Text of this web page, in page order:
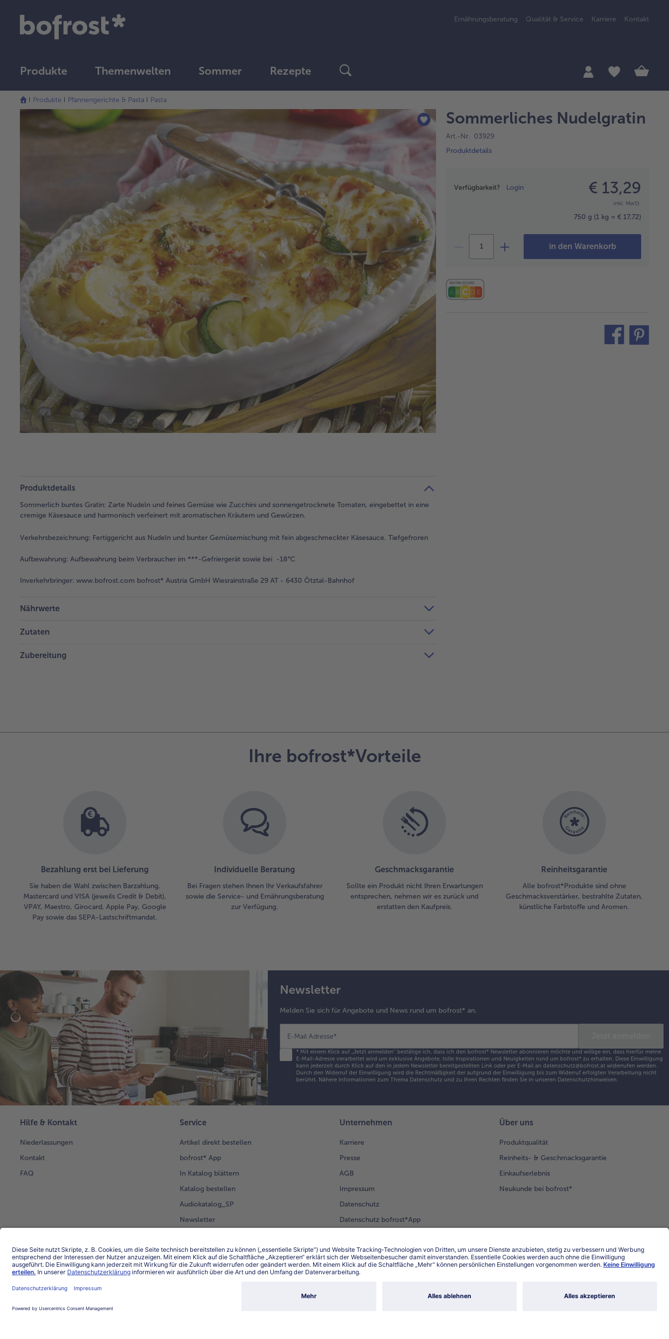
Ernährungsberatung Qualität & Service Karriere Kontakt
Produkte Themenwelten Sommer Rezepte
Produkte Pfannengerichte & Pasta Pasta
Sommerliches Nudelgratin
Art.-Nr. 03929
Produktdetails
Verfügbarkeit? Login € 13,29
inkl. MwSt.
750 g (1 kg = € 17,72)
in den Warenkorb
teilen
Produktdetails
Sommerlich buntes Gratin: Zarte Nudeln und feines Gemüse wie Zucchini und sonnengetrocknete Tomaten, eingebettet in eine
cremige Käsesauce und harmonisch verfeinert mit aromatischen Kräutern und Gewürzen.
Verkehrsbezeichnung: Fertiggericht aus Nudeln und bunter Gemüsemischung mit fein abgeschmeckter Käsesauce. Tiefgefroren
Aufbewahrung: Aufbewahrung beim Verbraucher im ***-Gefriergerät sowie bei -18°C
Inverkehrbringer: www.bofrost.com bofrost* Austria GmbH Wiesrainstraße 29 AT - 6430 Ötztal-Bahnhof
Nährwerte
Zutaten
Zubereitung
Ihre bofrost*Vorteile
Bezahlung erst bei Lieferung
Sie haben die Wahl zwischen Barzahlung,
Mastercard und VISA (jeweils Credit & Debit),
VPAY, Maestro, Girocard, Apple Pay, Google
Pay sowie das SEPA-Lastschriftmandat.
Individuelle Beratung
Bei Fragen stehen Ihnen Ihr Verkaufsfahrer
sowie die Service- und Ernährungsberatung
zur Verfügung.
Geschmacksgarantie
Sollte ein Produkt nicht Ihren Erwartungen
entsprechen, nehmen wir es zurück und
erstatten den Kaufpreis.
Reinheitsgarantie
Alle bofrost*Produkte sind ohne
Geschmacksverstärker, bestrahlte Zutaten,
künstliche Farbstoffe und Aromen.
Newsletter
Melden Sie sich für Angebote und News rund um bofrost* an.
E-Mail Adresse*
*Mit einem Klick auf „Jetzt anmelden" bestätige ich, dass ich den bofrost* Newsletter abonnieren möchte und willige ein, dass hierfür meine
E-Mail-Adresse verarbeitet wird um exklusive Angebote, tolle Inspirationen und Neuigkeiten rund um bofrost* zu erhalten. Diese Einwilligung
kann jederzeit durch Klick auf den in jedem Newsletter bereitgestellten Link oder per E-Mail an datenschutz@bofrost.at widerrufen werden.
Durch den Widerruf der Einwilligung wird die Rechtmäßigkeit der aufgrund der Einwilligung bis zum Widerruf erfolgten Verarbeitung nicht
berührt. Nähere Informationen zum Thema Datenschutz und zu Ihren Rechten finden Sie in unseren Datenschutzhinweisen
Hilfe & Kontakt
Niederlassungen
Kontakt
FAQ
Service
Artikel direkt bestellen
bofrost* App
In Katalog blättern
Katalog bestellen
Audiokatalog_SP
Newsletter
Unternehmen
Karriere
Presse
AGB
Impressum
Datenschutz
Datenschutz bofrost*App
Über uns
Produktqualität
Reinheits- & Geschmacksgarantie
Einkaufserlebnis
Neukunde bei bofrost*